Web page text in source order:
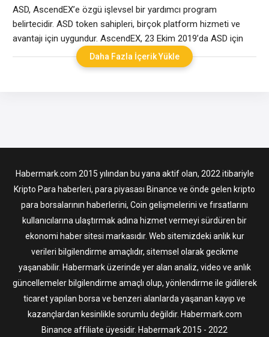
ASD, AscendEX’e özgü işlevsel bir yardımcı program
belirtecidir. ASD token sahipleri, birçok platform hizmeti ve
avantajı için uygundur. AscendEX, 23 Ekim 2019’da ASD için
yeni akıllı sözleşme çözümünün uygulamasını tamamladı.
Toplam ASD arzı 1 milyardan 787.683.613’e düştü. Tüketilen
Daha Fazla İçerik Yükle
Habermark.com 2015 yılından bu yana aktif olan, 2022 itibariyle
Kripto Para haberleri, para piyasası Binance ve önde gelen kripto
para borsalarının haberlerini, Coin gelişmelerini ve fırsatlarını
kullanıcılarına ulaştırmak adına hizmet vermeyi sürdüren bir
ekonomi haber sitesi markasıdır. Web sitemizdeki anlık kur
verileri bilgilendirme amaçlıdır, sitemsel olarak gecikme
yaşanabilir. Habermark üzerinde yer alan analiz, video ve anlık
güncellemeler bilgilendirme amaçlı olup, yönlendirme ile gidilerek
ticaret yapılan borsa ve benzeri alanlarda yaşanan kayıp ve
kazançlardan kesinlikle sorumlu değildir. Habermark.com
Binance affiliate üyesidir. Habermark 2015 - 2022